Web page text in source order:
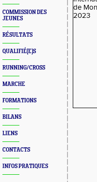
COMMISSION DES
JEUNES
RÉSULTATS
QUALIFIÉ(E)S
RUNNING/CROSS
MARCHE
FORMATIONS
BILANS
LIENS
CONTACTS
INFOS PRATIQUES